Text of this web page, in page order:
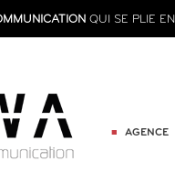
QUI SE PLIE EN
AGENCE